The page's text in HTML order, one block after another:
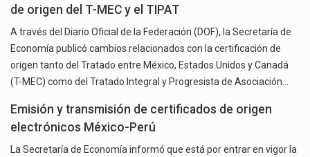
de origen del T-MEC y el TIPAT
A través del Diario Oficial de la Federación (DOF), la Secretaría de
Economía publicó cambios relacionados con la certificación de
origen tanto del Tratado entre México, Estados Unidos y Canadá
(T-MEC) como del Tratado Integral y Progresista de Asociación…
Emisión y transmisión de certificados de origen
electrónicos México-Perú
La Secretaría de Economía informó que está por entrar en vigor la